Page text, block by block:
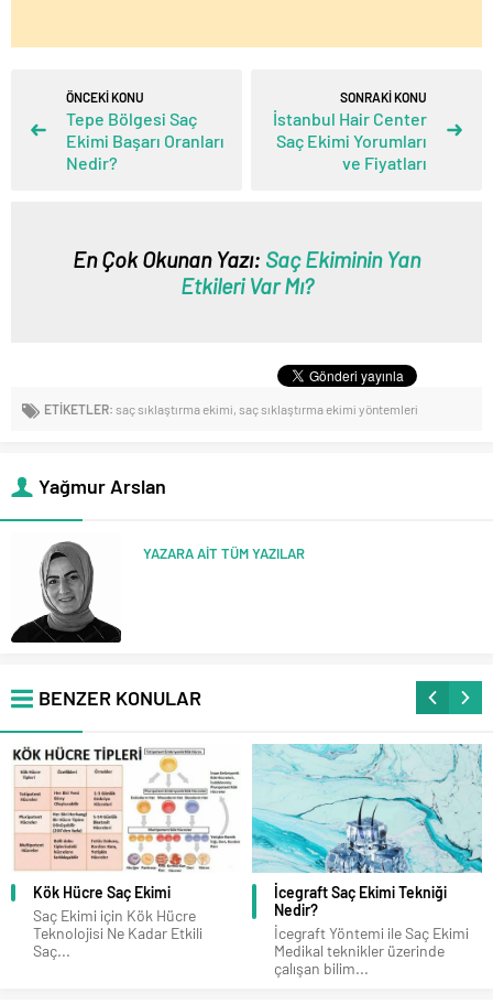
ÖNCEKİ KONU
Tepe Bölgesi Saç
Ekimi Başarı Oranları
Nedir?
SONRAKİ KONU
İstanbul Hair Center
Saç Ekimi Yorumları
ve Fiyatları
En Çok Okunan Yazı: Saç Ekiminin Yan
Etkileri Var Mı?
ETİKETLER: saç sıklaştırma ekimi saç sıklaştırma ekimi yöntemleri
Yağmur Arslan
YAZARA AİT TÜM YAZILAR
BENZER KONULAR
Ekimi
Kök Hücre
Kadar Etkili
İcegraft Saç Ekimi Tekniği
Nedir?
İcegraft Yöntemi ile Saç Ekimi
Medikal teknikler üzerinde
Fut
FUT Saç
(Follicular